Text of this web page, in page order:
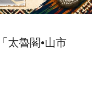
太魯閣•山市